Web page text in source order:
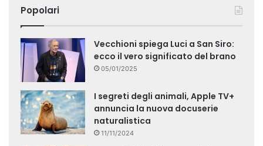
Popolari
Vecchioni spiega Luci a San Siro:
ecco il vero significato del brano
05/01/2025
I segreti degli animali, Apple TV+
annuncia la nuova docuserie
naturalistica
11/11/2024